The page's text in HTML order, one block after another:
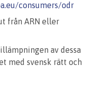
consumers/odr
från ARN eller
av dessa
med svensk rätt och